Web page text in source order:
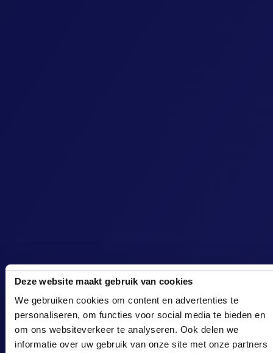
Deze website maakt gebruik van cookies
We gebruiken cookies om content en advertenties te
personaliseren, om functies voor social media te bieden en
om ons websiteverkeer te analyseren. Ook delen we
informatie over uw gebruik van onze site met onze partners